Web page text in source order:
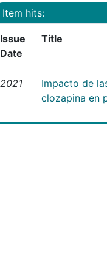
Item hits:
Issue
Date
Title
2021
Impacto de
clozapina en